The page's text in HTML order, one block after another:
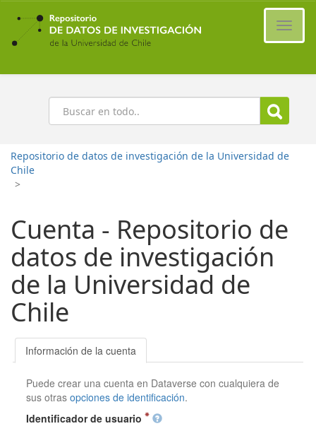
Ir
contenido
principal
Buscar
Repositorio de datos de investigación de la Universidad de
Chile
>
Cuenta - Repositorio de
datos de investigación
de la Universidad de
Chile
Información de la cuenta
Puede crear una cuenta en Dataverse con cualquiera de
sus otrasopciones de identificación.
Identificador de usuario